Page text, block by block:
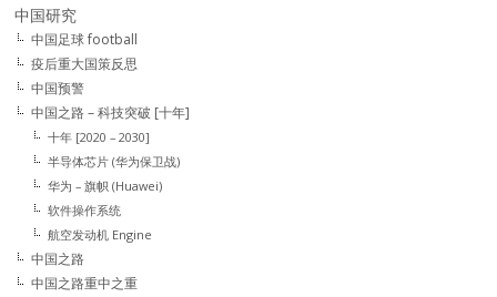
中国研究
中国足球 football
疫后重大国策反思
中国预警
中国之路 – 科技突破 [十年]
十年 [2020 – 2030]
半导体芯片 (华为保卫战)
华为 – 旗帜 (Huawei)
软件操作系统
航空发动机 Engine
中国之路
中国之路重中之重